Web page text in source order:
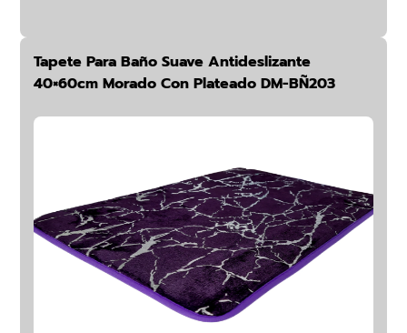
Tapete Para Baño Suave Antideslizante
40×60cm Morado Con Plateado DM-BÑ203